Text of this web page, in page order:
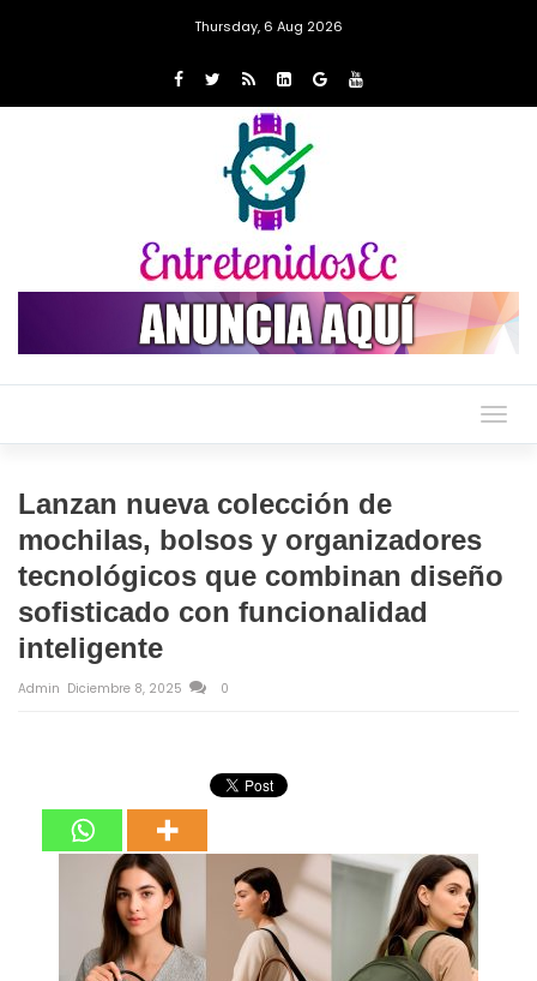
Thursday, 6 Aug 2026
Lanzan nueva colección de
mochilas, bolsos y organizadores
tecnológicos que combinan diseño
sofisticado con funcionalidad
inteligente
Admin Diciembre 8, 2025 0